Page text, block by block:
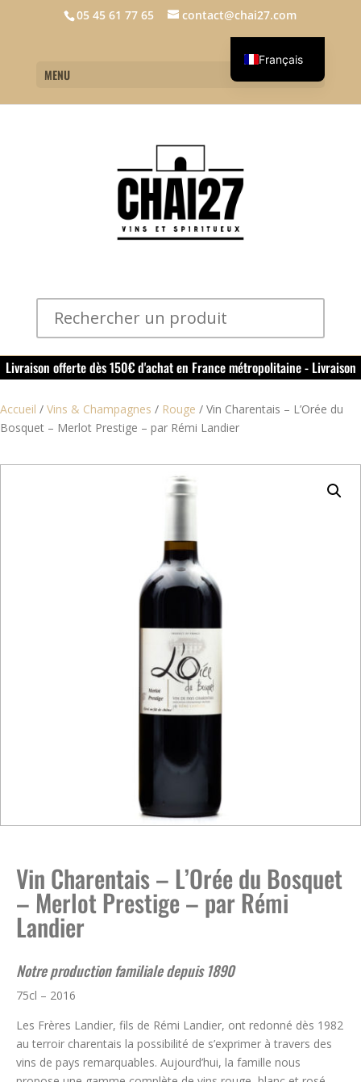
05 45 61 77 65 contact@chai27.com
MENU
Livraison offerte dès 150€ d'achat en France métropolitaine - Livraison
offerte dans le rouillacais (16) dès 50€ d'achat
Accueil / Vins & Champagnes / Rouge / Vin Charentais – L’Orée du
Bosquet – Merlot Prestige – par Rémi Landier
Vin Charentais – L’Orée du Bosquet
– Merlot Prestige – par Rémi
Landier
Notre production familiale depuis 1890
75cl – 2016
Les Frères Landier, fils de Rémi Landier, ont redonné dès 1982
au terroir charentais la possibilité de s’exprimer à travers des
vins de pays remarquables. Aujourd’hui, la famille nous
Français
English